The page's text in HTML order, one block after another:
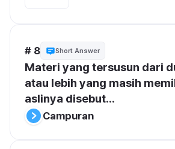
# 8 Short Answer
Materi yang tersusun dari
atau lebih yang masih
aslinya disebut...
Campuran